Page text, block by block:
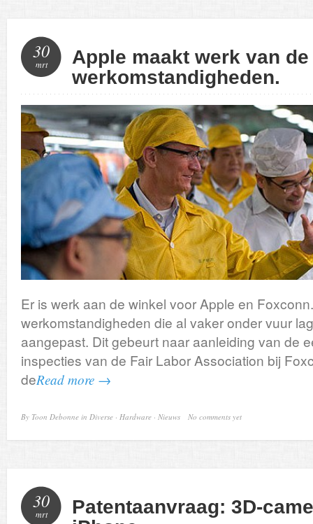
30
mrt
Apple maakt werk van
werkomstandigheden.
Er is werk aan de winkel voor Apple en
werkomstandigheden die al vaker onder vuur
aangepast. Dit gebeurt naar aanleiding van de
inspecties van de Fair Labor Association bij
deRead more →
By Toon Debonne in Diverse · Hardware · Nieuws No comments yet
30
mrt
Patentaanvraag: 3D-